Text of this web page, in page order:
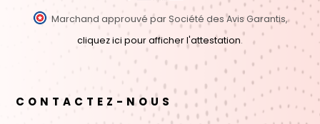
Marchand approuvé par Société des Avis Garantis,
cliquez ici pour afficher l'attestation.
CONTACTEZ-NOUS